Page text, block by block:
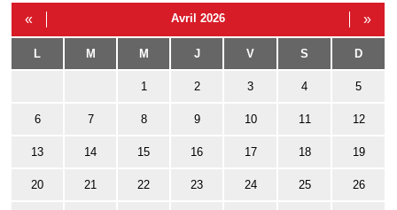
« Avril 2026 »
L M M J V S D
1 2 3 4 5
6 7 8 9 10 11 12
13 14 15 16 17 18 19
20 21 22 23 24 25 26